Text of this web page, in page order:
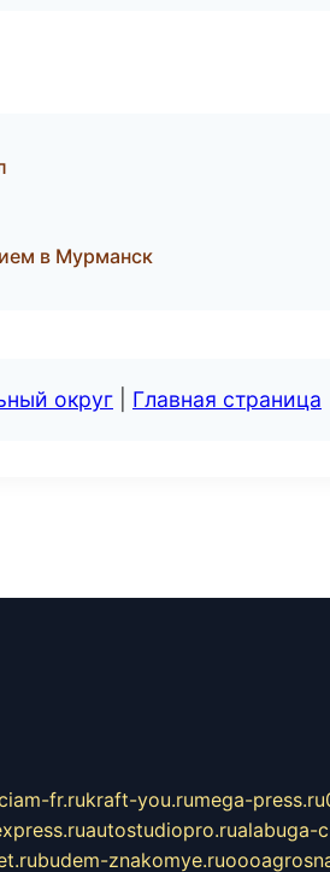
в Мурманск
округ Главная страница
fr.rukraft-you.rumega-press.ru
autostudiopro.rualabuga-
budem-znakomye.ru